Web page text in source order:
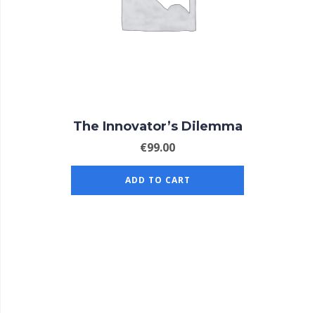
The Innovator’s Dilemma
€99.00
ADD TO CART